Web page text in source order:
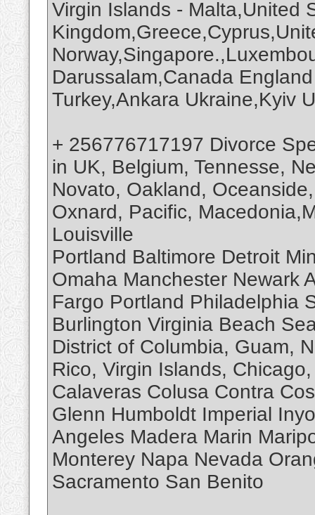
Virgin Islands - Malta,United
Darussalam,Canada England
Turkey,Ankara Ukraine,Kyiv
+ 256776717197 Divorce
in UK, Belgium, Tennesse,
Novato, Oakland,
Oxnard, Pacific,
Louisville
Portland Baltimore Detroit
Omaha Manchester Newark
Fargo Portland Philadelphia
Burlington Virginia Beach
District of Columbia, Guam,
Rico, Virgin Islands,
Calaveras Colusa Contra
Glenn Humboldt Imperial
Angeles Madera Marin
Monterey Napa Nevada
Sacramento San Benito